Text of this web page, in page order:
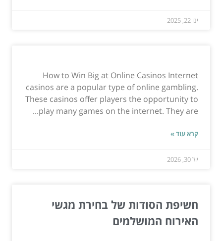
ינו 22, 2025
How to Win Big at Online Casinos Internet
casinos are a popular type of online gambling.
These casinos offer players the opportunity to
play many games on the internet. They are...
קרא עוד »
יול 30, 2026
חשיפת הסודות של בחירת מגשי
האירוח המושלמים